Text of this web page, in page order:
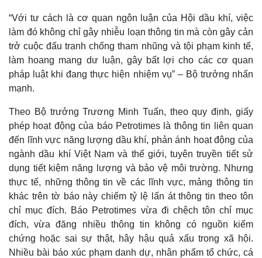
Thế giới
Quan sát
Cuộc sống đó đây
Hồ sơ
Multimedia
Video
Ảnh
E-Magazine
Infographic
“Với tư cách là cơ quan ngôn luận của Hội dầu khí, việc
làm đó không chỉ gây nhiễu loạn thông tin mà còn gây cản
trở cuộc đấu tranh chống tham nhũng và tội phạm kinh tế,
làm hoang mang dư luận, gây bất lợi cho các cơ quan
pháp luật khi đang thực hiện nhiệm vụ” – Bộ trưởng nhấn
mạnh.
Theo Bộ trưởng Trương Minh Tuấn, theo quy định, giấy
phép hoạt động của báo Petrotimes là thông tin liên quan
đến lĩnh vực năng lượng dầu khí, phản ánh hoạt động của
ngành dầu khí Việt Nam và thế giới, tuyên truyền tiết sử
dụng tiết kiệm năng lượng và bảo vệ môi trường. Nhưng
thực tế, những thông tin về các lĩnh vực, mảng thông tin
khác trên tờ báo này chiếm tỷ lệ lấn át thông tin theo tôn
chỉ mục đích. Báo Petrotimes vừa đi chệch tôn chỉ mục
đích, vừa đăng nhiều thông tin không có nguồn kiểm
chứng hoặc sai sự thật, hây hậu quả xấu trong xã hội.
Nhiều bài báo xúc phạm danh dự, nhân phẩm tổ chức, cá